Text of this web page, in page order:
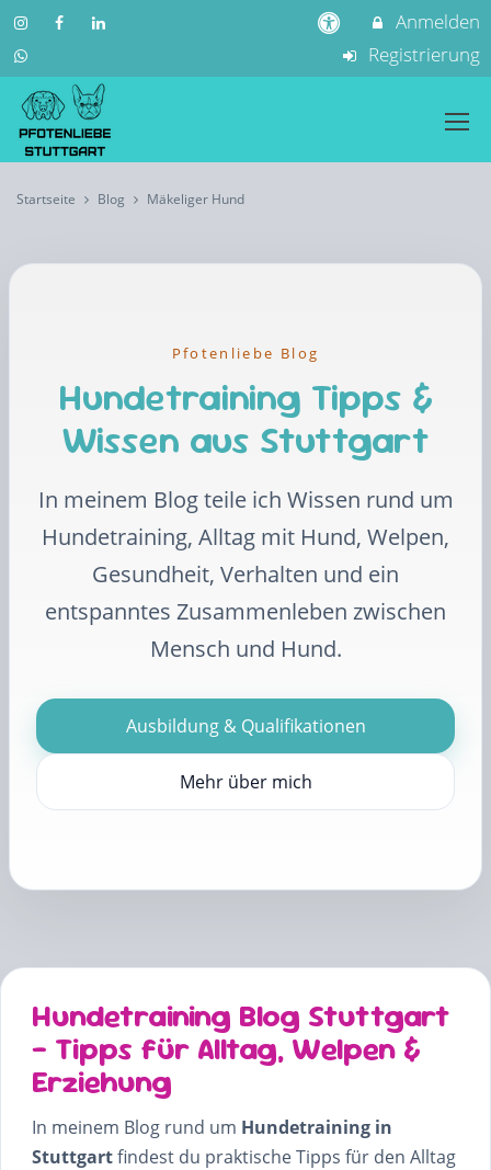
Anmelden
Registrierung
Startseite Blog Mäkeliger Hund
Pfotenliebe Blog
Hundetraining Tipps &
Wissen aus Stuttgart
In meinem Blog teile ich Wissen rund um
Hundetraining, Alltag mit Hund, Welpen,
Gesundheit, Verhalten und ein
entspanntes Zusammenleben zwischen
Mensch und Hund.
Ausbildung & Qualifikationen
Mehr über mich
Hundetraining Blog Stuttgart
– Tipps für Alltag, Welpen &
Erziehung
In meinem Blog rund um Hundetraining in
Stuttgartfindest du praktische Tipps für den Alltag